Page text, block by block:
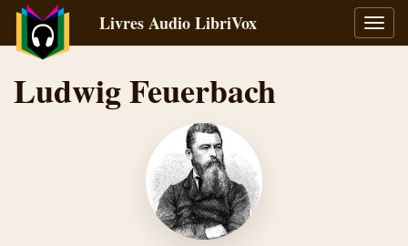
la
Livres Audio LibriVox
Ludwig Feuerbach